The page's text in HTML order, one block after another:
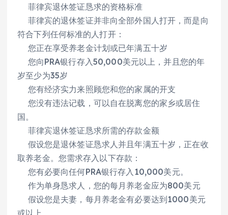
菲律宾退休签证恳求的资格标准
菲律宾的退休签证并非向全部外国人打开，而是向
符合下列任何标准的人打开：
您正在享受养老金计划或已年满五十岁
您向PRA银行存入50,000美元以上，并且您的年
岁至少为35岁
您有经济实力来照顾您和您的家属的开支
您没有违法记载，可以自在脱离您的家乡或居住
国。
菲律宾退休签证恳求所需的存款金额
假设您是退休签证恳求人并且年满五十岁，正在收
取养老金。您需求存入以下存款：
您有必要向任何PRA银行存入10,000美元。
作为单身恳求人，您的每月养老金应为800美元
假设您是夫妻，每月养老金有必要达到1000美元